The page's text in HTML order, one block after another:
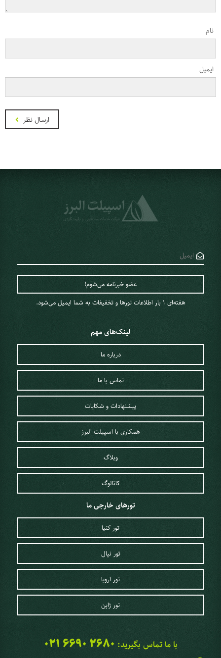
نام
ایمیل
ارسال نظر
هفته‌ای 1 ‌بار اطلاعات تورها و تخفیفات به شما ایمیل می‌شود.
لینک‌های مهم
درباره ما
تماس با ما
پیشنهادات و شکایات
همکاری با اسپیلت البرز
وبلاگ
کاتالوگ
تورهای خارجی ما
تور کنیا
تور نپال
تور اروپا
تور ژاپن
با ما تماس بگیرید: 021 6690 2680